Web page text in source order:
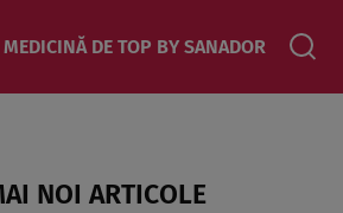
MEDICINĂ DE TOP BY SANADOR
NOI ARTICOLE